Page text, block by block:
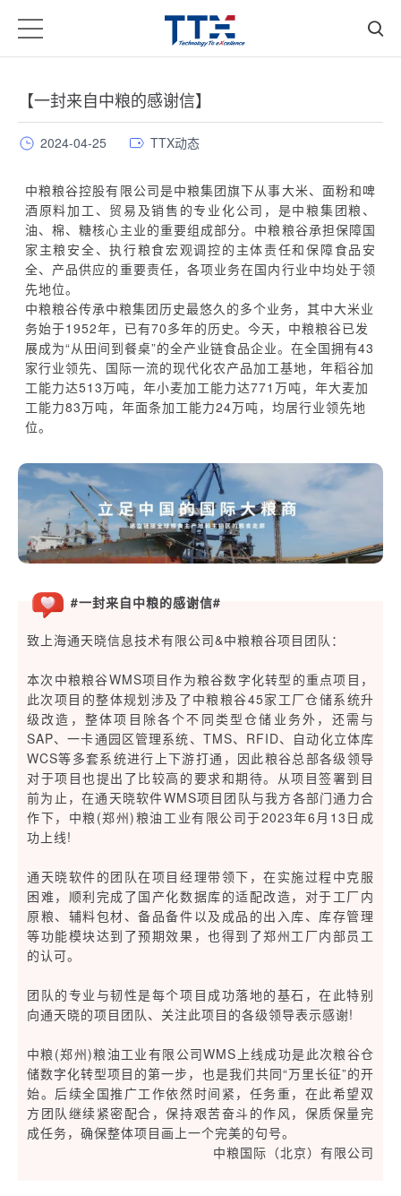
【一封来自中粮的感谢信】
2024-04-25 TTX动态
中粮粮谷控股有限公司是中粮集团旗下从事大米、面粉和啤
酒原料加工、贸易及销售的专业化公司，是中粮集团粮、
油、棉、糖核心主业的重要组成部分。中粮粮谷承担保障国
家主粮安全、执行粮食宏观调控的主体责任和保障食品安
全、产品供应的重要责任，各项业务在国内行业中均处于领
先地位。
中粮粮谷传承中粮集团历史最悠久的多个业务，其中大米业
务始于1952年，已有70多年的历史。今天，中粮粮谷已发
展成为“从田间到餐桌”的全产业链食品企业。在全国拥有43
家行业领先、国际一流的现代化农产品加工基地，年稻谷加
工能力达513万吨，年小麦加工能力达771万吨，年大麦加
工能力83万吨，年面条加工能力24万吨，均居行业领先地
位。
#一封来自中粮的感谢信#
致上海通天晓信息技术有限公司&中粮粮谷项目团队：
本次中粮粮谷WMS项目作为粮谷数字化转型的重点项目，
此次项目的整体规划涉及了中粮粮谷45家工厂仓储系统升
级改造，整体项目除各个不同类型仓储业务外，还需与
SAP、一卡通园区管理系统、TMS、RFID、自动化立体库
WCS等多套系统进行上下游打通，因此粮谷总部各级领导
对于项目也提出了比较高的要求和期待。从项目签署到目
前为止，在通天晓软件WMS项目团队与我方各部门通力合
作下，中粮(郑州)粮油工业有限公司于2023年6月13日成
功上线!
通天晓软件的团队在项目经理带领下，在实施过程中克服
困难，顺利完成了国产化数据库的适配改造，对于工厂内
原粮、辅料包材、备品备件以及成品的出入库、库存管理
等功能模块达到了预期效果，也得到了郑州工厂内部员工
的认可。
团队的专业与韧性是每个项目成功落地的基石，在此特别
向通天晓的项目团队、关注此项目的各级领导表示感谢!
中粮(郑州)粮油工业有限公司WMS上线成功是此次粮谷仓
储数字化转型项目的第一步，也是我们共同“万里长征”的开
始。后续全国推广工作依然时间紧，任务重，在此希望双
方团队继续紧密配合，保持艰苦奋斗的作风，保质保量完
成任务，确保整体项目画上一个完美的句号。
中粮国际（北京）有限公司